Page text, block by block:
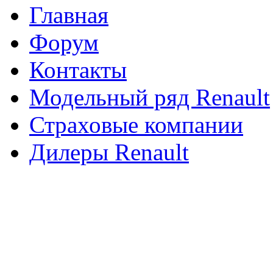
Главная
Форум
Контакты
Модельный ряд Renault
Страховые компании
Дилеры Renault